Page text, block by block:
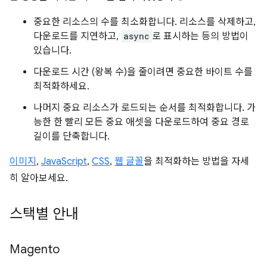
중요한 리소스의 수를 최소화합니다. 리소스를 삭제하고,
다운로드를 지연하고, async 로 표시하는 등의 방법이
있습니다.
다운로드 시간 (왕복 수)을 줄이려면 중요한 바이트 수를
최적화하세요.
나머지 중요 리소스가 로드되는 순서를 최적화합니다. 가
능한 한 빨리 모든 중요 애셋을 다운로드하여 중요 경로
길이를 단축합니다.
이미지 , JavaScript, CSS, 웹 글꼴을 최적화하는 방법을 자세
히 알아보세요.
스택별 안내
Magento